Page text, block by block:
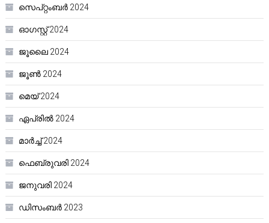
സെപ്റ്റംബർ 2024
ഓഗസ്റ്റ്‌ 2024
ജൂലൈ 2024
ജൂൺ 2024
മെയ്‌ 2024
ഏപ്രിൽ 2024
മാർച്ച്‌ 2024
ഫെബ്രുവരി 2024
ജനുവരി 2024
ഡിസംബർ 2023